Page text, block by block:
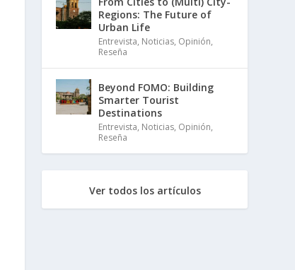
Regions: The Future of
Urban Life
Entrevista, Noticias, Opinión,
Reseña
Beyond FOMO: Building
Smarter Tourist
Destinations
Entrevista, Noticias, Opinión,
Reseña
Ver todos los artículos